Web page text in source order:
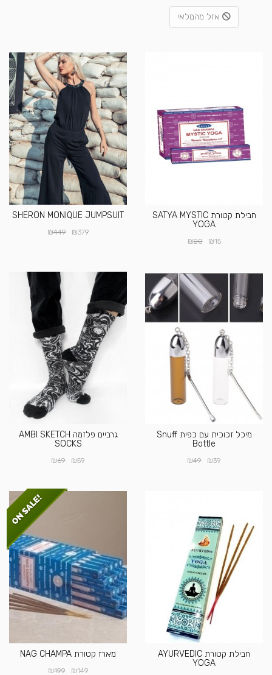
אזל מהמלאי
חבילת קטורת SATYA MYSTIC
YOGA
₪15
₪20
SHERON MONIQUE JUMPSUIT
₪379
₪449
מיכל זכוכית עם כפית Snuff
Bottle
₪39
₪49
גרביים פלזמה AMBI SKETCH
SOCKS
₪59
₪69
חבילת קטורת AYURVEDIC
YOGA
מארז קטורת NAG CHAMPA
₪149
₪199